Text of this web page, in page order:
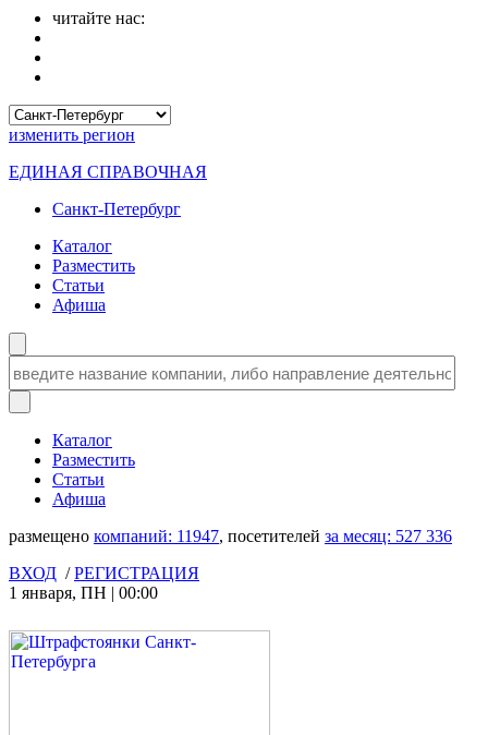
читайте нас:
изменить регион
ЕДИНАЯ СПРАВОЧНАЯ
Санкт-Петербург
Каталог
Разместить
Статьи
Афиша
Каталог
Разместить
Статьи
Афиша
размещено компаний: 11947, посетителей за месяц: 527 336
ВХОД /РЕГИСТРАЦИЯ
1 января, ПН | 00:00